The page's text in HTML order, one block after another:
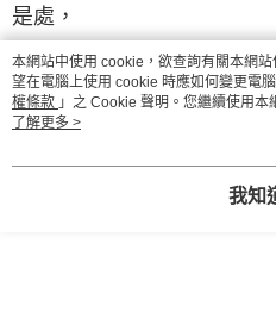
是處，
甚至鼓起勇氣研究起名為
為了挽回爸爸的關愛。
本網站中使用 cookie，欲查詢有關本網
望在電腦上使用 cookie 時應如何變更電
權條款 」之 Cookie 聲明。您繼續使用
用條款之 Cookie 聲明使用 cookie。
了解更多 >
我知